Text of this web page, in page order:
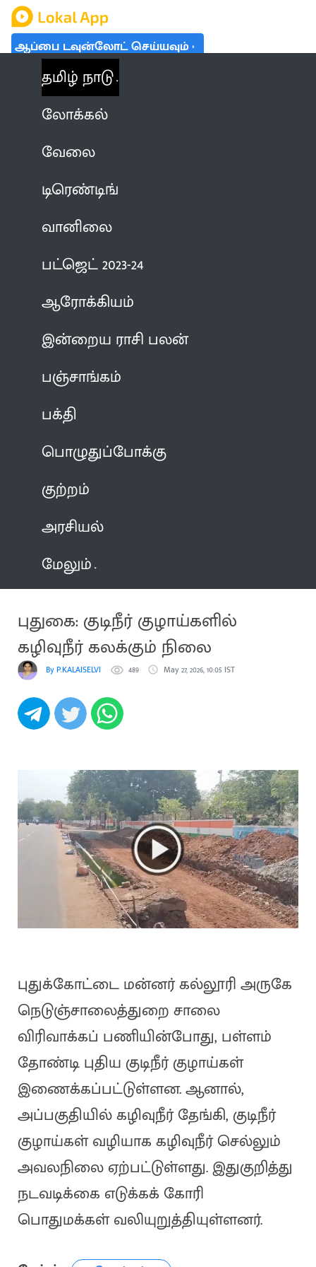
ஆப்பை டவுன்லோட் செய்யவும்
தமிழ் நாடு
லோக்கல்
வேலை
டிரெண்டிங்
வானிலை
பட்ஜெட் 2023-24
ஆரோக்கியம்
இன்றைய ராசி பலன்
பஞ்சாங்கம்
பக்தி
பொழுதுப்போக்கு
குற்றம்
அரசியல்
மேலும்
புதுகை: குடிநீர் குழாய்களில்
கழிவுநீர் கலக்கும் நிலை
By P.KALAISELVI 489 May 27, 2026, 10:05 IST
புதுக்கோட்டை மன்னர் கல்லூரி அருகே
நெடுஞ்சாலைத்துறை சாலை
விரிவாக்கப் பணியின்போது, பள்ளம்
தோண்டி புதிய குடிநீர் குழாய்கள்
இணைக்கப்பட்டுள்ளன. ஆனால்,
அப்பகுதியில் கழிவுநீர் தேங்கி, குடிநீர்
குழாய்கள் வழியாக கழிவுநீர் செல்லும்
அவலநிலை ஏற்பட்டுள்ளது. இதுகுறித்து
நடவடிக்கை எடுக்கக் கோரி
பொதுமக்கள் வலியுறுத்தியுள்ளனர்.